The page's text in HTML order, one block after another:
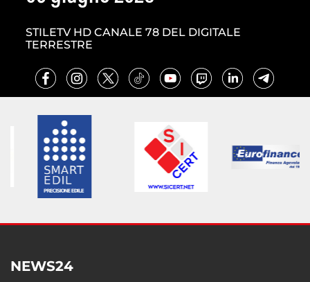
STILETV HD CANALE 78 DEL DIGITALE
TERRESTRE
NEWS24